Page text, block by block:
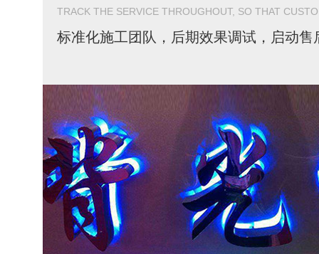
TRACK THE SERVICE THROUGHOUT, SO THAT
标准化施工团队，后期效果调试，启动售